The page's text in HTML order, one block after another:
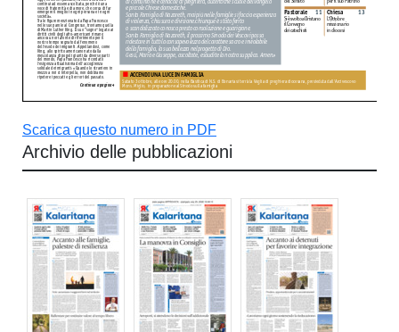
Scarica questo numero in PDF
Archivio delle pubblicazioni